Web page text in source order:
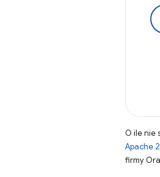
O ile nie
Apache
firmy